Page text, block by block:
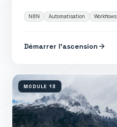
N8N Automatisation Workflows
Démarrer l'ascension
MODULE 13